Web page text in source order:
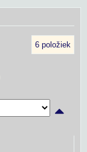
6 položiek